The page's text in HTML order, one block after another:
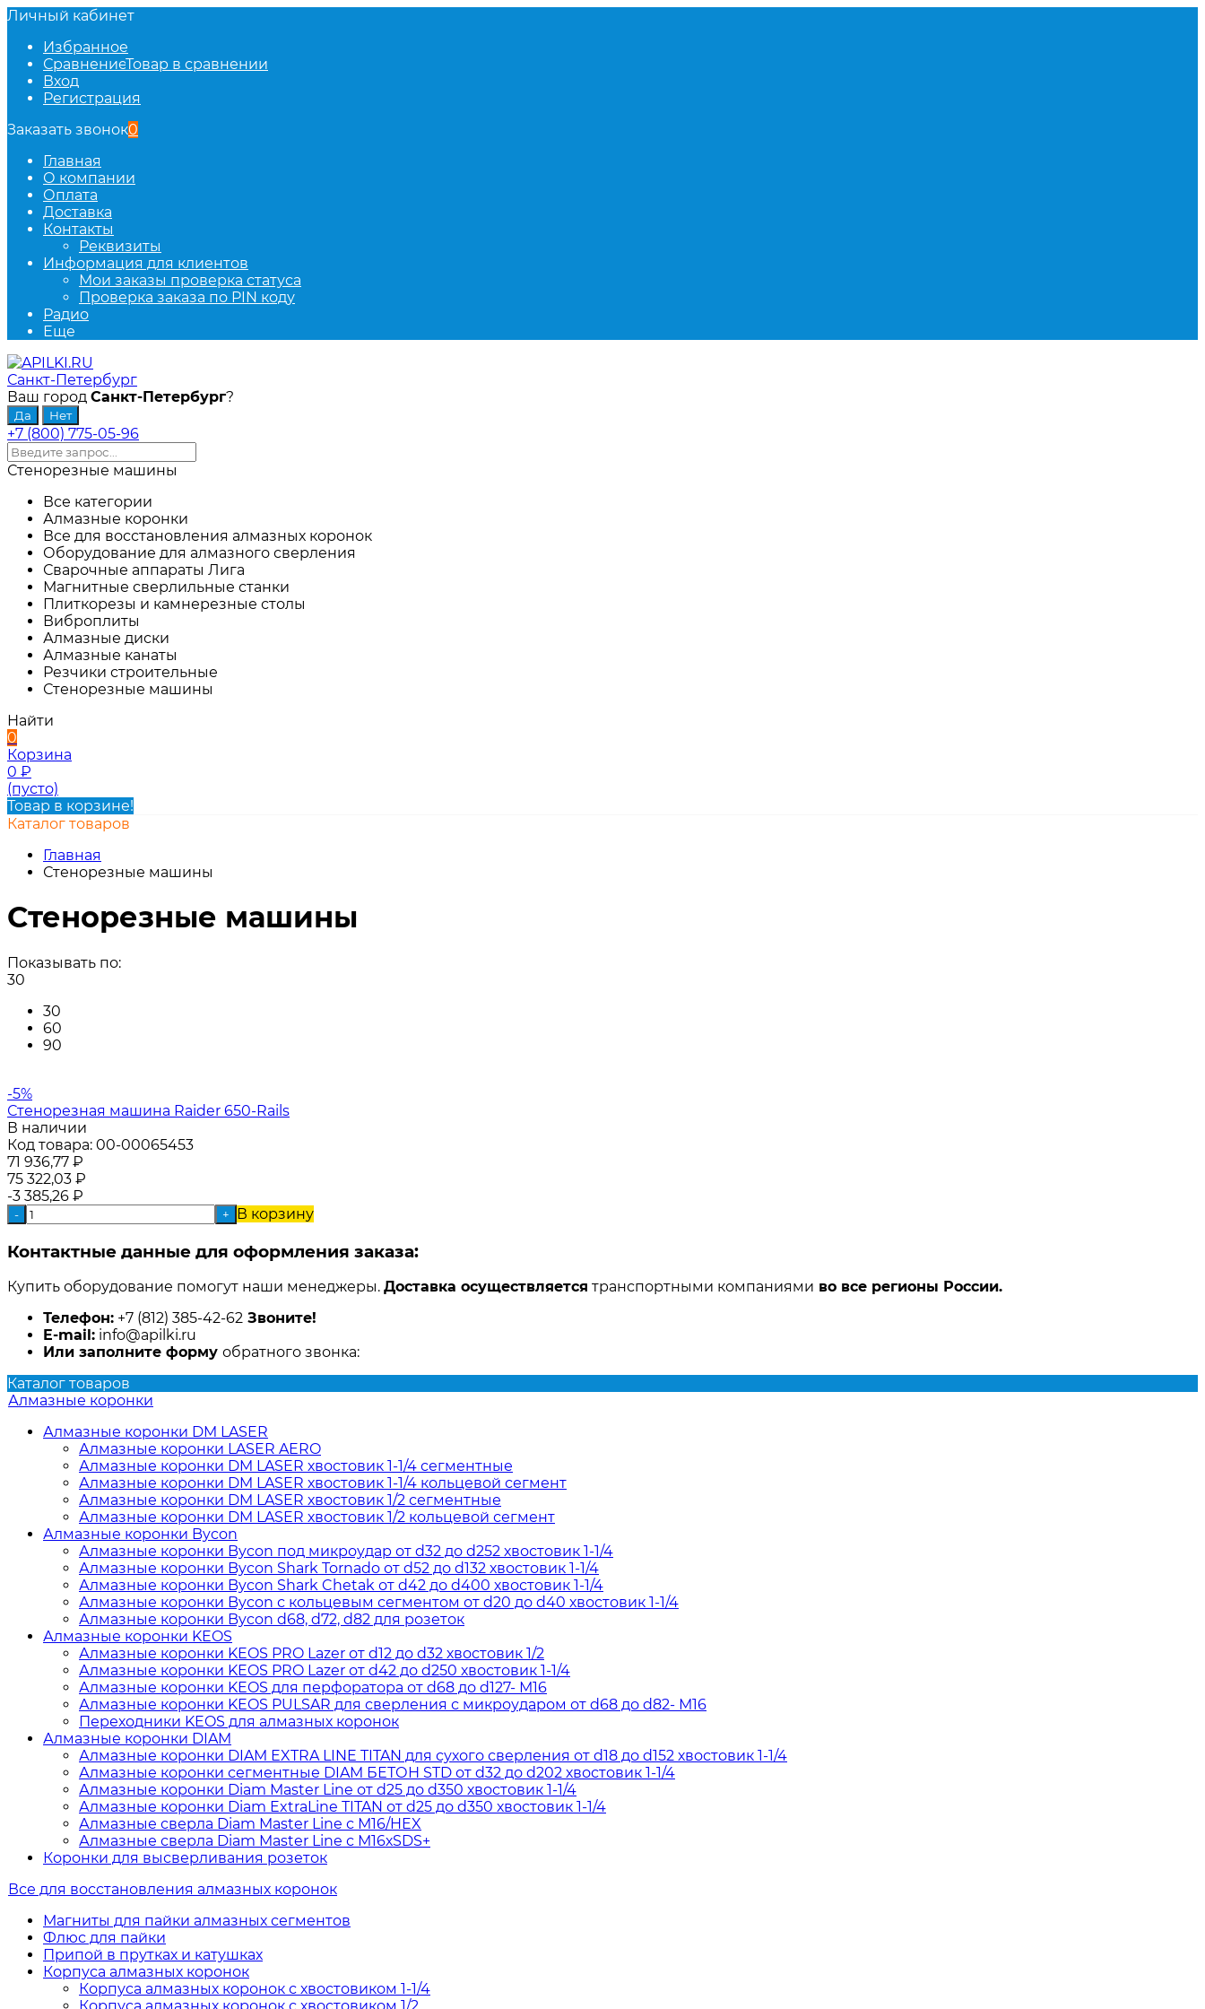
Личный кабинет
Избранное
СравнениеТовар в сравнении
Вход
Регистрация
Заказать звонок0
Главная
О компании
Оплата
Доставка
Контакты
Реквизиты
Информация для клиентов
Мои заказы проверка статуса
Проверка заказа по PIN коду
Радио
Еще
Санкт-Петербург
Ваш город Санкт-Петербург?
+7 (800) 775-05-96
Стенорезные машины
Все категории
Алмазные коронки
Все для восстановления алмазных коронок
Оборудование для алмазного сверления
Сварочные аппараты Лига
Магнитные сверлильные станки
Плиткорезы и камнерезные столы
Виброплиты
Алмазные диски
Алмазные канаты
Резчики строительные
Стенорезные машины
Найти
0
Корзина
0 ₽
(пусто)
Товар в корзине!
Каталог товаров
Главная
Стенорезные машины
Стенорезные машины
Показывать по:
30
30
60
90
-5%
Стенорезная машина Raider 650-Rails
В наличии
Код товара: 00-00065453
71 936,77 ₽
75 322,03 ₽
-3 385,26 ₽
- + В корзину
Контактные данные для оформления заказа:
Купить оборудование помогут наши менеджеры. Доставка осуществляется транспортными компаниями во все регионы России.
Телефон: +7 (812) 385-42-62 Звоните!
E-mail: info@apilki.ru
Или заполните форму обратного звонка:
Каталог товаров
Алмазные коронки
Алмазные коронки DM LASER
Алмазные коронки LASER AERO
Алмазные коронки DM LASER хвостовик 1-1/4 сегментные
Алмазные коронки DM LASER хвостовик 1-1/4 кольцевой сегмент
Алмазные коронки DM LASER хвостовик 1/2 сегментные
Алмазные коронки DM LASER хвостовик 1/2 кольцевой сегмент
Алмазные коронки Bycon
Алмазные коронки Bycon под микроудар от d32 до d252 хвостовик 1-1/4
Алмазные коронки Bycon Shark Tornado от d52 до d132 хвостовик 1-1/4
Алмазные коронки Bycon Shark Chetak от d42 до d400 хвостовик 1-1/4
Алмазные коронки Bycon с кольцевым сегментом от d20 до d40 хвостовик 1-1/4
Алмазные коронки Bycon d68, d72, d82 для розеток
Алмазные коронки KEOS
Алмазные коронки KEOS PRO Lazer от d12 до d32 хвостовик 1/2
Алмазные коронки KEOS PRO Lazer от d42 до d250 хвостовик 1-1/4
Алмазные коронки KEOS для перфоратора от d68 до d127- М16
Алмазные коронки KEOS PULSAR для сверления с микроударом от d68 до d82- М16
Переходники KEOS для алмазных коронок
Алмазные коронки DIAM
Алмазные коронки DIAM EXTRA LINE TITAN для сухого сверления от d18 до d152 хвостовик 1-1/4
Алмазные коронки сегментные DIAM БЕТОН STD от d32 до d202 хвостовик 1-1/4
Алмазные коронки Diam Master Line от d25 до d350 хвостовик 1-1/4
Алмазные коронки Diam ExtraLine ТITAN от d25 до d350 хвостовик 1-1/4
Алмазные сверла Diam Master Line с М16/HEX
Алмазные сверла Diam Master Line с М16хSDS+
Коронки для высверливания розеток
Все для восстановления алмазных коронок
Магниты для пайки алмазных сегментов
Флюс для пайки
Припой в прутках и катушках
Корпуса алмазных коронок
Корпуса алмазных коронок с хвостовиком 1-1/4